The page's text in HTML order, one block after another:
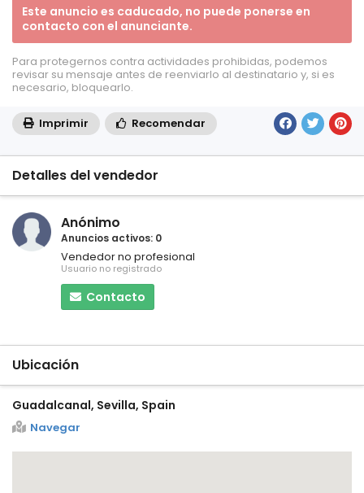
Este anuncio es caducado, no puede ponerse en
contacto con el anunciante.
Para protegernos contra actividades prohibidas, podemos
revisar su mensaje antes de reenviarlo al destinatario y, si es
necesario, bloquearlo.
Imprimir Recomendar
Detalles del vendedor
Anónimo
Anuncios activos: 0
Vendedor no profesional
Usuario no registrado
Contacto
Ubicación
Guadalcanal, Sevilla, Spain
Navegar